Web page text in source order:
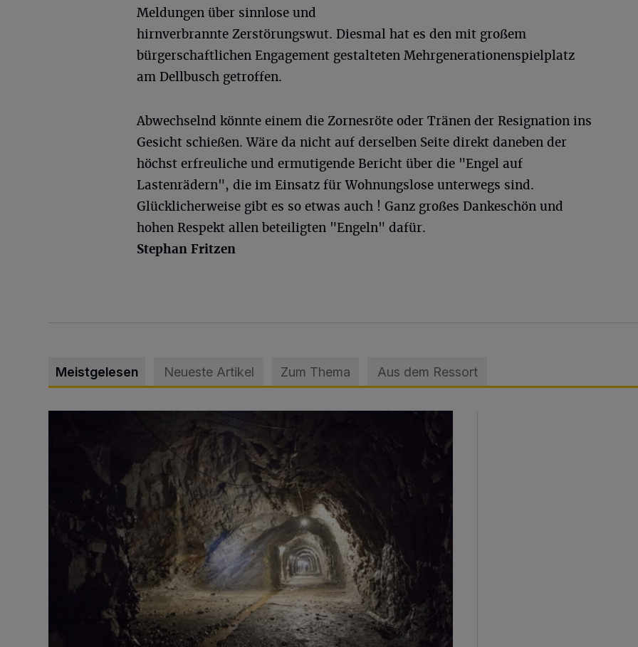
Meldungen über sinnlose und
hirnverbrannte Zerstörungswut. Diesmal hat es den mit großem
bürgerschaftlichen Engagement gestalteten Mehrgenerationenspielplatz
am Dellbusch getroffen.
Abwechselnd könnte einem die Zornesröte oder Tränen der Resignation ins
Gesicht schießen. Wäre da nicht auf derselben Seite direkt daneben der
höchst erfreuliche und ermutigende Bericht über die "Engel auf
Lastenrädern", die im Einsatz für Wohnungslose unterwegs sind.
Glücklicherweise gibt es so etwas auch ! Ganz großes Dankeschön und
hohen Respekt allen beteiligten "Engeln" dafür.
Stephan Fritzen
Meistgelesen Neueste Artikel Zum Thema Aus dem Ressort